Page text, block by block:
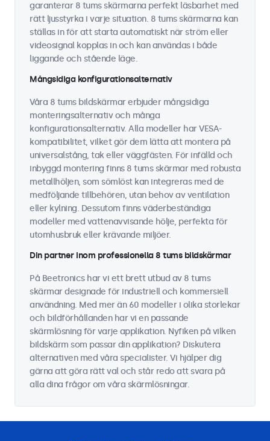
garanterar 8 tums skärmarna perfekt läsbarhet med
rätt ljusstyrka i varje situation. 8 tums skärmarna kan
ställas in för att starta automatiskt när ström eller
videosignal kopplas in och kan användas i både
liggande och stående läge.
Mångsidiga konfigurationsalternativ
Våra 8 tums bildskärmar erbjuder mångsidiga
monteringsalternativ och många
konfigurationsalternativ. Alla modeller har VESA-
kompatibilitet, vilket gör dem lätta att montera på
universalstång, tak eller väggfästen. För infälld och
inbyggd montering finns 8 tums skärmar med robusta
metallhöljen, som sömlöst kan integreras med de
medföljande tillbehören, utan behov av ventilation
eller kylning. Dessutom finns väderbeständiga
modeller med vattenavvisande hölje, perfekta för
utomhusbruk eller krävande miljöer.
Din partner inom professionella 8 tums bildskärmar
På Beetronics har vi ett brett utbud av 8 tums
skärmar designade för industriell och kommersiell
användning. Med mer än 60 modeller i olika storlekar
och bildförhållanden har vi en passande
skärmlösning för varje applikation. Nyfiken på vilken
bildskärm som passar din applikation? Diskutera
alternativen med våra specialister. Vi hjälper dig
gärna att göra rätt val och står redo att svara på
alla dina frågor om våra skärmlösningar.